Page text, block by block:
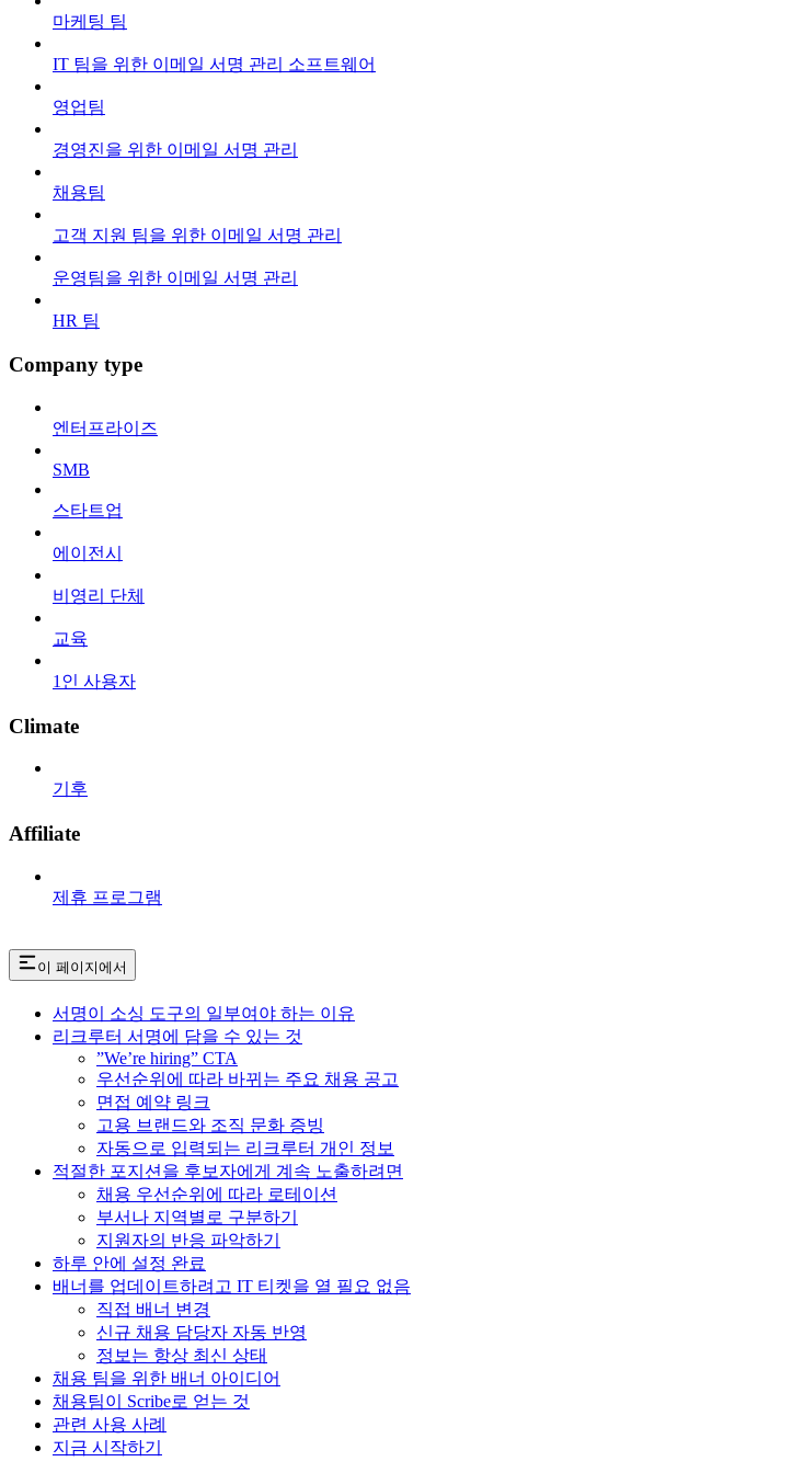
마케팅 팀
IT 팀을 위한 이메일 서명 관리 소프트웨어
영업팀
경영진을 위한 이메일 서명 관리
채용팀
고객 지원 팀을 위한 이메일 서명 관리
운영팀을 위한 이메일 서명 관리
HR 팀
Company type
엔터프라이즈
SMB
스타트업
에이전시
비영리 단체
교육
1인 사용자
Climate
기후
Affiliate
제휴 프로그램
이 페이지에서
서명이 소싱 도구의 일부여야 하는 이유
리크루터 서명에 담을 수 있는 것
”We’re hiring” CTA
우선순위에 따라 바뀌는 주요 채용 공고
면접 예약 링크
고용 브랜드와 조직 문화 증빙
자동으로 입력되는 리크루터 개인 정보
적절한 포지션을 후보자에게 계속 노출하려면
채용 우선순위에 따라 로테이션
부서나 지역별로 구분하기
지원자의 반응 파악하기
하루 안에 설정 완료
배너를 업데이트하려고 IT 티켓을 열 필요 없음
직접 배너 변경
신규 채용 담당자 자동 반영
정보는 항상 최신 상태
채용 팀을 위한 배너 아이디어
채용팀이 Scribe로 얻는 것
관련 사용 사례
지금 시작하기